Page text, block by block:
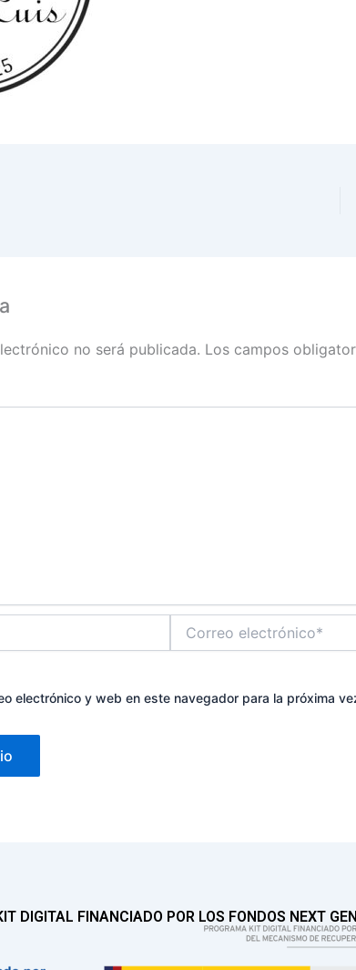
no será publicada. Los campos
electrónico*
electrónico y web en este navegador para la próxima
DIGITAL FINANCIADO POR LOS FONDOS NEXT